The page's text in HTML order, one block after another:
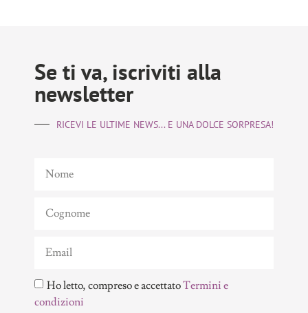
Se ti va, iscriviti alla
newsletter
RICEVI LE ULTIME NEWS... E UNA DOLCE SORPRESA!
Ho letto, compreso e accettatoTermini e
condizioni